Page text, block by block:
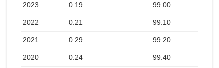
2023 0.19 99.00
2022 0.21 99.10
2021 0.29 99.20
2020 0.24 99.40